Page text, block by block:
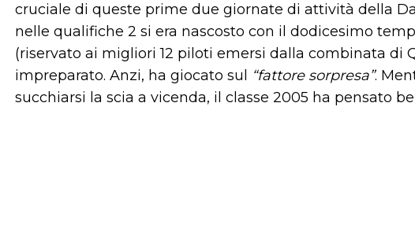
cruciale di queste prime due giornate di attività della
nelle qualifiche 2 si era nascosto con il dodicesimo
(riservato ai migliori 12 piloti emersi dalla combinata di
impreparato. Anzi, ha giocato sul
“fattore sorpresa”.
succhiarsi la scia a vicenda, il classe 2005 ha pensato